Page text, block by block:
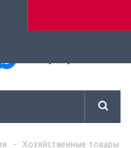
-
Хозяйственные товары